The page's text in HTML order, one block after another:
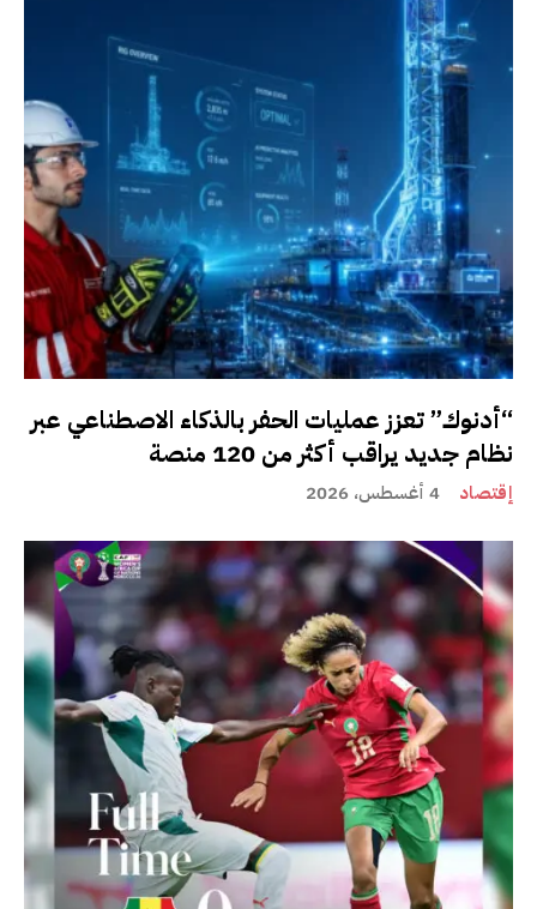
“أدنوك” تعزز عمليات الحفر بالذكاء الاصطناعي عبر
نظام جديد يراقب أكثر من 120 منصة
إقتصاد 4 أغسطس، 2026